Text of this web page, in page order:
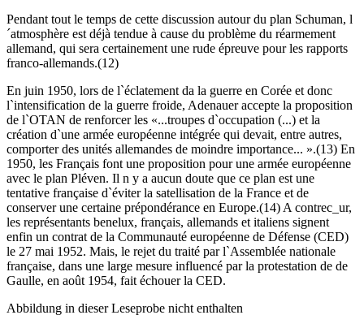
Pendant tout le temps de cette discussion autour du plan Schuman, l
´atmosphère est déjà tendue à cause du problème du réarmement
allemand, qui sera certainement une rude épreuve pour les rapports
franco-allemands.(12)
En juin 1950, lors de l`éclatement da la guerre en Corée et donc
l`intensification de la guerre froide, Adenauer accepte la proposition
de l`OTAN de renforcer les «...troupes d`occupation (...) et la
création d`une armée européenne intégrée qui devait, entre autres,
comporter des unités allemandes de moindre importance... ».(13) En
1950, les Français font une proposition pour une armée européenne
avec le plan Pléven. Il n y a aucun doute que ce plan est une
tentative française d`éviter la satellisation de la France et de
conserver une certaine prépondérance en Europe.(14) A contrec_ur,
les représentants benelux, français, allemands et italiens signent
enfin un contrat de la Communauté européenne de Défense (CED)
le 27 mai 1952. Mais, le rejet du traité par l`Assemblée nationale
française, dans une large mesure influencé par la protestation de de
Gaulle, en août 1954, fait échouer la CED.
Abbildung in dieser Leseprobe nicht enthalten